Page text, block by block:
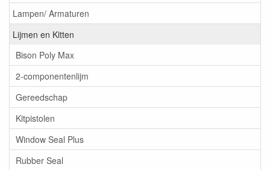
Lampen/ Armaturen
Lijmen en Kitten
Bison Poly Max
2-componentenlijm
Gereedschap
Kitpistolen
Window Seal Plus
Rubber Seal